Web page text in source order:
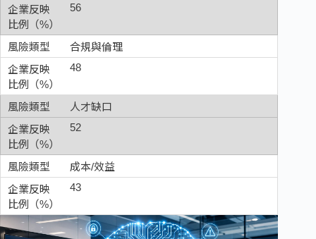
56
合規與倫理
48
人才缺口
52
成本/效益
43